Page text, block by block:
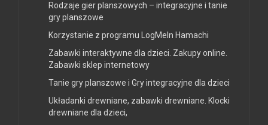
Rodzaje gier planszowych – integracyjne i tanie
gry planszowe
Korzystanie z programu LogMeIn Hamachi
Zabawki interaktywne dla dzieci. Zakupy online.
Zabawki sklep internetowy
Tanie gry planszowe i Gry integracyjne dla dzieci
Układanki drewniane, zabawki drewniane. Klocki
drewniane dla dzieci,